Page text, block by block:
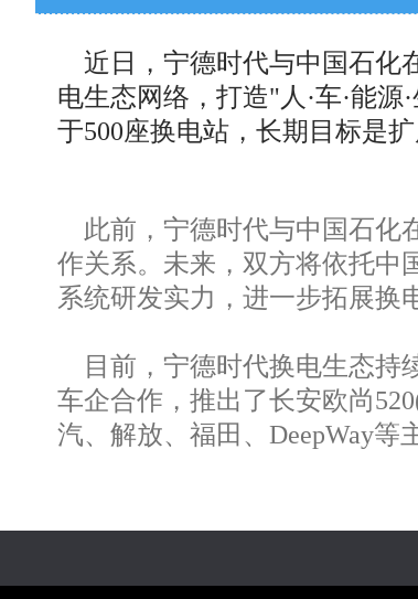
近日，宁德时代与中国石化
电生态网络，打造"人·车·能
于500座换电站，长期目标是扩
此前，宁德时代与中国石化
作关系。未来，双方将依托中
系统研发实力，进一步拓展换
目前，宁德时代换电生态持
车企合作，推出了长安欧尚
汽、解放、福田、DeepWay等